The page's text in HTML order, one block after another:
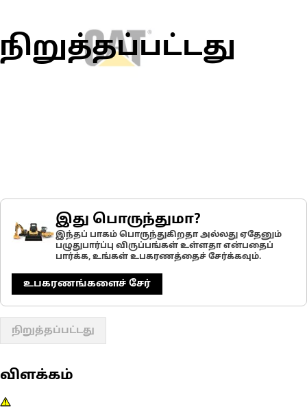
நிறுத்தப்பட்டது
இது பொருந்துமா?
இந்தப் பாகம் பொருந்துகிறதா அல்லது ஏதேனும்
பழுதுபார்ப்பு விருப்பங்கள் உள்ளதா என்பதைப்
பார்க்க, உங்கள் உபகரணத்தைச் சேர்க்கவும்.
உபகரணங்களைச் சேர்
நிறுத்தப்பட்டது
விளக்கம்